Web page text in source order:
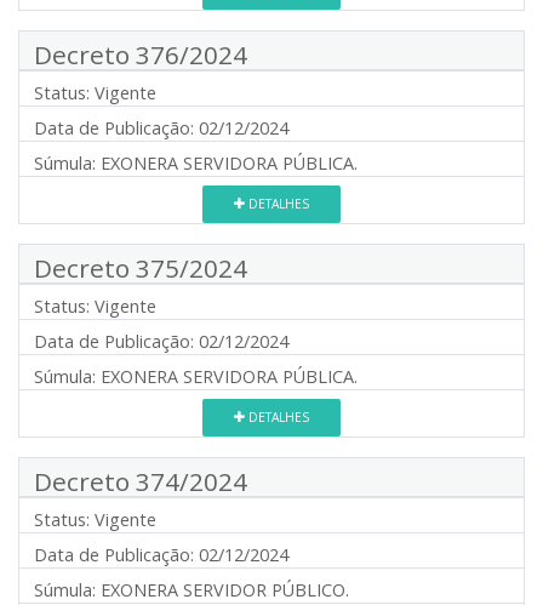
Decreto 376/2024
Status: Vigente
Data de Publicação: 02/12/2024
Súmula: EXONERA SERVIDORA PÚBLICA.
DETALHES
Decreto 375/2024
Status: Vigente
Data de Publicação: 02/12/2024
Súmula: EXONERA SERVIDORA PÚBLICA.
DETALHES
Decreto 374/2024
Status: Vigente
Data de Publicação: 02/12/2024
Súmula: EXONERA SERVIDOR PÚBLICO.